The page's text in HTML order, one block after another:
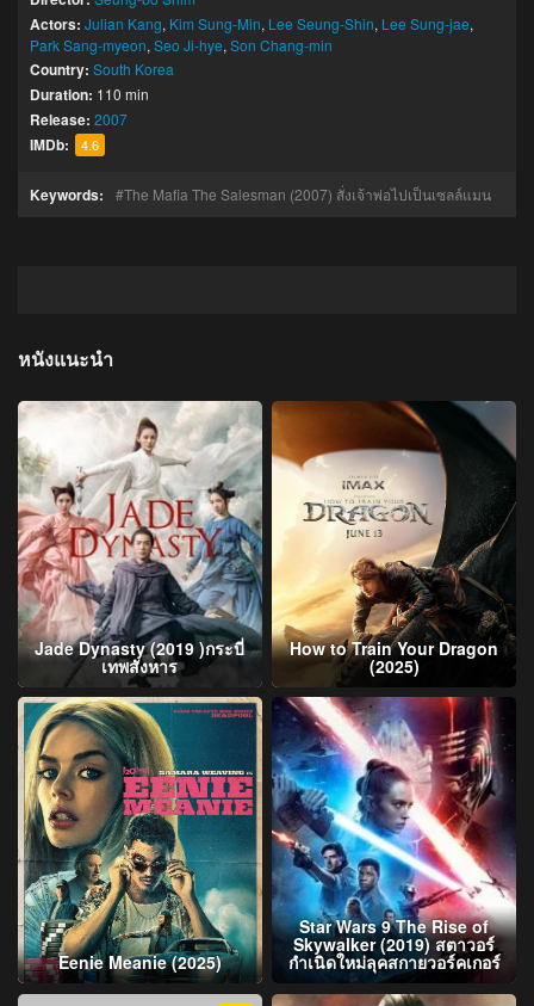
Actors: Julian Kang, Kim Sung-Min, Lee Seung-Shin, Lee Sung-jae,
Park Sang-myeon,Seo Ji-hye,Son Chang-min
Country: South Korea
Duration: 110 min
Release: 2007
IMDb: 4.6
Keywords: The Mafia The Salesman (2007) สั่งเจ้าพ่อไปเป็นเซลล์แมน
หนังแนะนำ
Jade Dynasty (2019 )กระบี่
เทพสังหาร
How to Train Your Dragon
(2025)
Eenie Meanie (2025)
Star Wars 9 The Rise of
Skywalker (2019) สตาวอร์
กำเนิดใหม่ลุคสกายวอร์คเกอร์